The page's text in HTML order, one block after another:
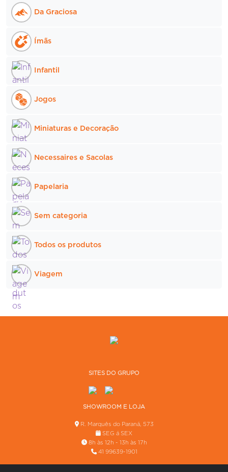
Da Graciosa
Ímãs
Infantil
Jogos
Miniaturas e Decoração
Necessaires e Sacolas
Papelaria
Sem categoria
Todos os produtos
Viagem
SITES DO GRUPO
SHOWROOM E LOJA
R. Marquês do Paraná, 573
SEG á SEX
8h às 12h - 13h às 17h
41 99639-1901